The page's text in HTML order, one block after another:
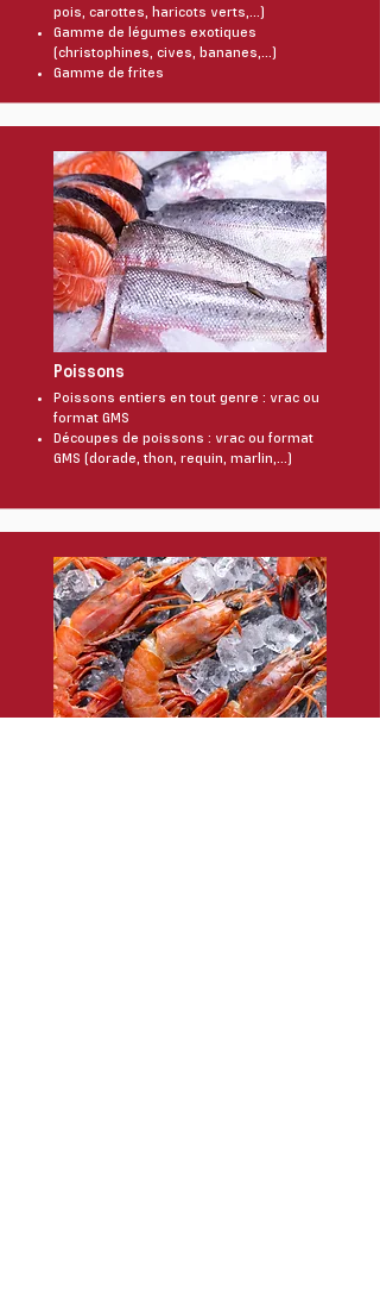
pois, carottes, haricots verts,…)
Gamme de légumes exotiques
(christophines, cives, bananes,…)
Gamme de frites
Poissons
Poissons entiers en tout genre : vrac ou
format GMS
Découpes de poissons : vrac ou format
GMS (dorade, thon, requin, marlin,…)